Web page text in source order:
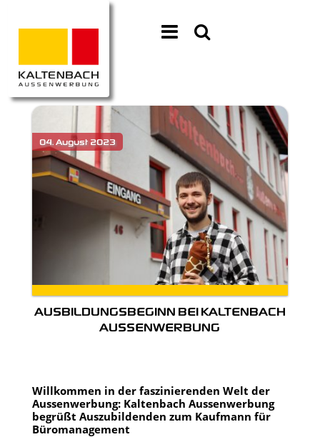
AUSBILDUNGSBEGINN BEI KALTENBACH
AUSSENWERBUNG
Willkommen in der faszinierenden Welt der
Aussenwerbung: Kaltenbach Aussenwerbung
begrüßt Auszubildenden zum Kaufmann für
Büromanagement